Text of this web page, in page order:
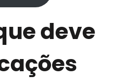
deve